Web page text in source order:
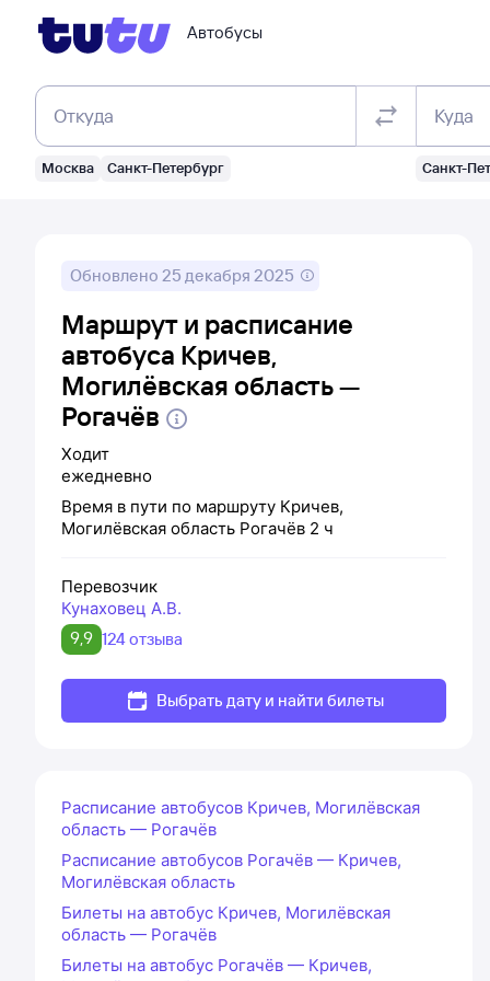
Автобусы
Откуда
Москва Санкт-Петербург
Куда
Санкт-
Обновлено 25 декабря 2025
Маршрут и расписание
автобуса Кричев,
Могилёвская область —
Рогачёв
Ходит
ежедневно
Время в пути по маршруту Кричев,
Могилёвская область Рогачёв 2 ч
Перевозчик
Кунаховец А.В.
9,9 124 отзыва
Выбрать дату и найти билеты
Расписание автобусов Кричев, Могилёвская
область — Рогачёв
Расписание автобусов Рогачёв — Кричев,
Могилёвская область
Билеты на автобус Кричев, Могилёвская
область — Рогачёв
Билеты на автобус Рогачёв — Кричев,